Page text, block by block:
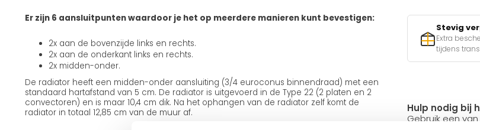
Er zijn 6 aansluitpunten waardoor je het op meerdere manieren kunt bevestigen:
2x aan de bovenzijde links en rechts.
2x aan de onderkant links en rechts.
2x midden-onder.
De radiator heeft een midden-onder aansluiting (3/4 euroconus binnendraad) met een
standaard hartafstand van 5 cm. De radiator is uitgevoerd in de Type 22 (2 platen en 2
convectoren) en is maar 10,4 cm dik. Na het ophangen van de radiator zelf komt de
radiator in totaal 12,85 cm van de muur af.
Stevig
Extra
tijdens
Hulp nodig bij
Gebruik een